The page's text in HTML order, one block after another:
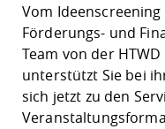
Vom
Förderungs- und
Team von der
unterstützt Sie bei
sich jetzt zu den